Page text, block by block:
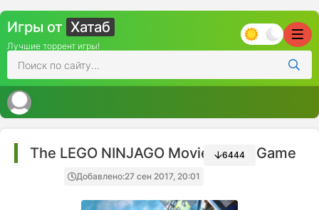
Игры от Хатаб
Лучшие торрент игры!
The LEGO NINJAGO Movie Video Game
Добавлено:27 сен 2017, 20:01
6444